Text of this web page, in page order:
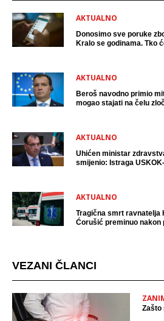
AKTUALNO
Donosimo sve poruke
Kralo se godinama. Tko
AKTUALNO
Beroš navodno primio
mogao stajati na čelu
AKTUALNO
Uhićen ministar
smijenio: Istraga
AKTUALNO
Tragična smrt ravnatelja
Ćorušić preminuo nakon
VEZANI ČLANCI
Zašto